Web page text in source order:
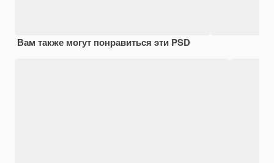
Вам также могут понравиться эти PSD